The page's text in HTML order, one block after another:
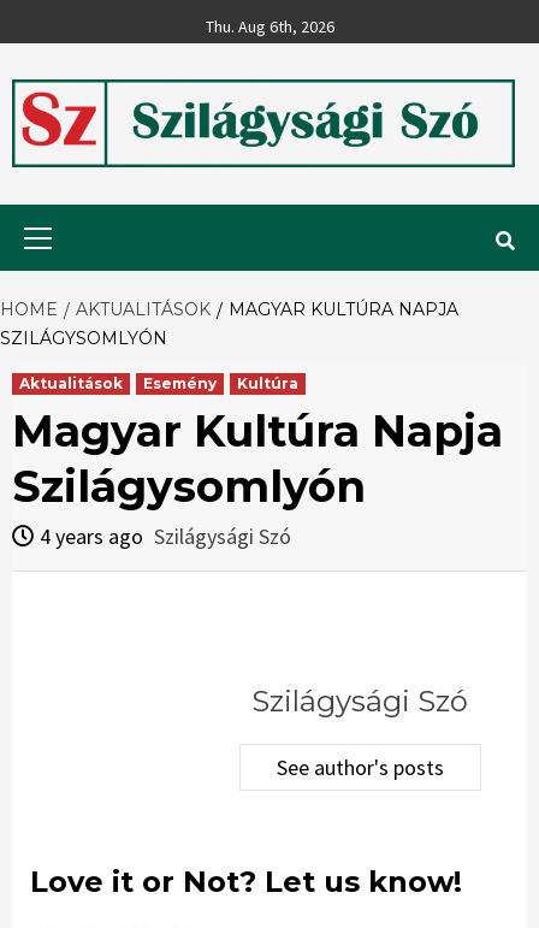
to
Thu. Aug 6th, 2026
Szilágysági
Szó
HOME AKTUALITÁSOK
MAGYAR KULTÚRA NAPJA
SZILÁGYSOMLYÓN
Aktualitások Esemény Kultúra
Magyar Kultúra Napja
Szilágysomlyón
4 years ago Szilágysági Szó
Szilágysági Szó
See author's posts
Love it or Not? Let us know!